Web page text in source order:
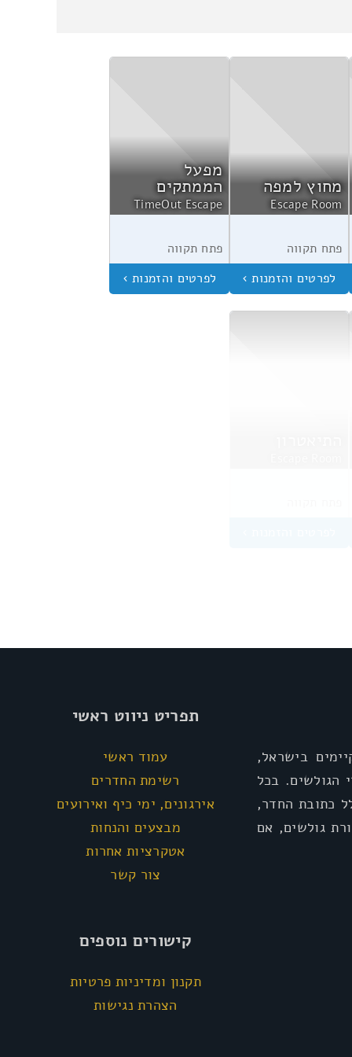
מחוץ למפה
Escape Room
פתח תקווה
מפעל
הממתקים
TimeOut Escape
פתח תקווה
בישראל,
הגולשים. בכל
כתובת החדר,
גולשים, אם
תפריט ניווט ראשי
עמוד ראשי
רשימת החדרים
אירגונים, ימי כיף ואירועים
מבצעים והנחות
אטקרציות אחרות
צור קשר
קישורים נוספים
תקנון ומדיניות פרטיות
הצהרת נגישות